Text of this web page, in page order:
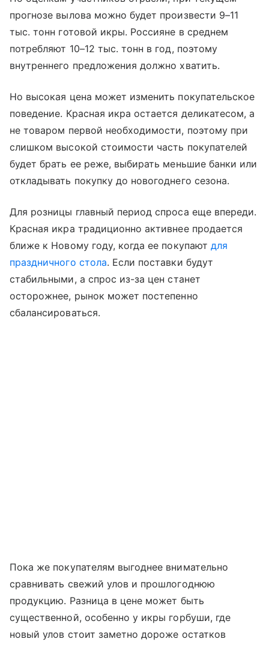
прогнозе вылова можно будет произвести 9–11
тыс. тонн готовой икры. Россияне в среднем
потребляют 10–12 тыс. тонн в год, поэтому
внутреннего предложения должно хватить.
Но высокая цена может изменить покупательское
поведение. Красная икра остается деликатесом, а
не товаром первой необходимости, поэтому при
слишком высокой стоимости часть покупателей
будет брать ее реже, выбирать меньшие банки или
откладывать покупку до новогоднего сезона.
Для розницы главный период спроса еще впереди.
Красная икра традиционно активнее продается
ближе к Новому году, когда ее покупают для
праздничного стола. Если поставки будут
стабильными, а спрос из-за цен станет
осторожнее, рынок может постепенно
сбалансироваться.
Пока же покупателям выгоднее внимательно
сравнивать свежий улов и прошлогоднюю
продукцию. Разница в цене может быть
существенной, особенно у икры горбуши, где
новый улов стоит заметно дороже остатков